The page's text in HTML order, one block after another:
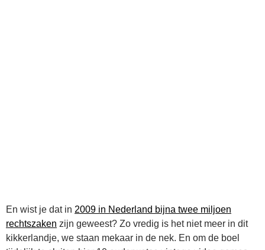
En wist je dat in 2009 in Nederland bijna twee miljoen
rechtszaken zijn geweest? Zo vredig is het niet meer in dit
kikkerlandje, we staan mekaar in de nek. En om de boel